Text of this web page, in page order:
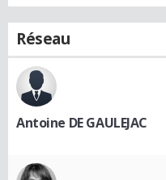
Réseau
Antoine DE GAULEJAC